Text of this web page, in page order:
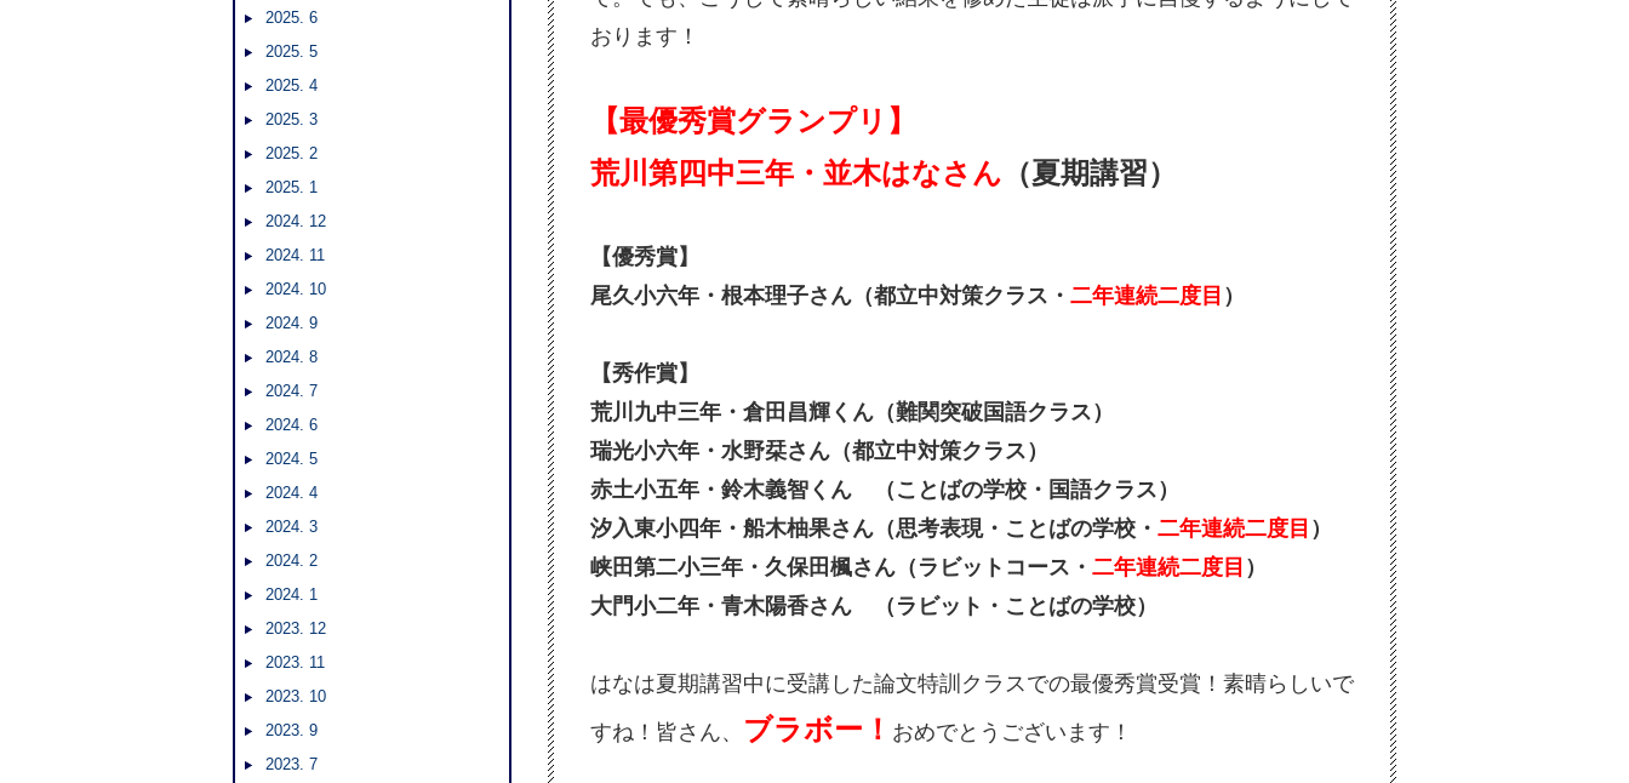
おります！
【最優秀賞グランプリ】
荒川第四中三年・並木はなさん （夏期講習）
【優秀賞】
尾久小六年・根本理子さん（都立中対策クラス・ 二年連続二度目 ）
【秀作賞】
荒川九中三年・倉田昌輝くん（難関突破国語クラス）
瑞光小六年・水野栞さん（都立中対策クラス）
赤土小五年・鈴木義智くん （ことばの学校・国語クラス）
汐入東小四年・船木柚果さん（思考表現・ことばの学校・ 二年連続二度目 ）
峡田第二小三年・久保田楓さん（ラビットコース・ 二年連続二度目 ）
大門小二年・青木陽香さん （ラビット・ことばの学校）
はなは夏期講習中に受講した論文特訓クラスでの最優秀賞受賞！素晴らしいで
すね！皆さん、 ブラボー！ おめでとうございます！
2025. 6
2025. 5
2025. 4
2025. 3
2025. 2
2025. 1
2024. 12
2024. 11
2024. 10
2024. 9
2024. 8
2024. 7
2024. 6
2024. 5
2024. 4
2024. 3
2024. 2
2024. 1
2023. 12
2023. 11
2023. 10
2023. 9
2023. 7